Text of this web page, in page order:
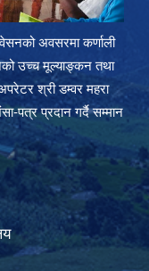
अवसरमा कर्णाली
उच्च मूल्याङ्कन तथा
श्री डम्वर महरा
पत्र प्रदान गर्दै सम्मान